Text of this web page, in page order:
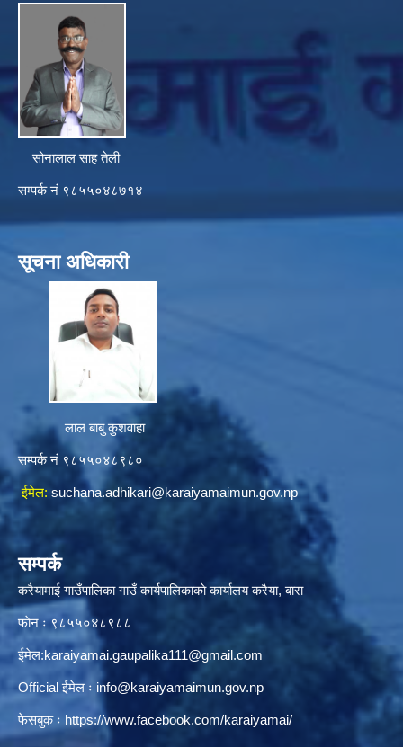
सोनालाल साह तेली
सम्पर्क नं ९८५५०४८७१४
सूचना अधिकारी
लाल बाबु कुशवाहा
सम्पर्क नं ९८५५०४८९८०
ईमेल: suchana.adhikari@karaiyamaimun.gov.np
सम्पर्क
करैयामाई गाउँपालिका गाउँ कार्यपालिकाकाे कार्यालय करैया, बारा
फाेन ः ‌९८५५०४८९८८
ईमेल:karaiyamai.gaupalika111@gmail.com
Official ईमेल ः info@karaiyamaimun.gov.np
फेसबुक ः https://www.facebook.com/karaiyamai/